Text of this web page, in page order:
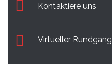
Kontaktiere uns
Virtueller Rundgang